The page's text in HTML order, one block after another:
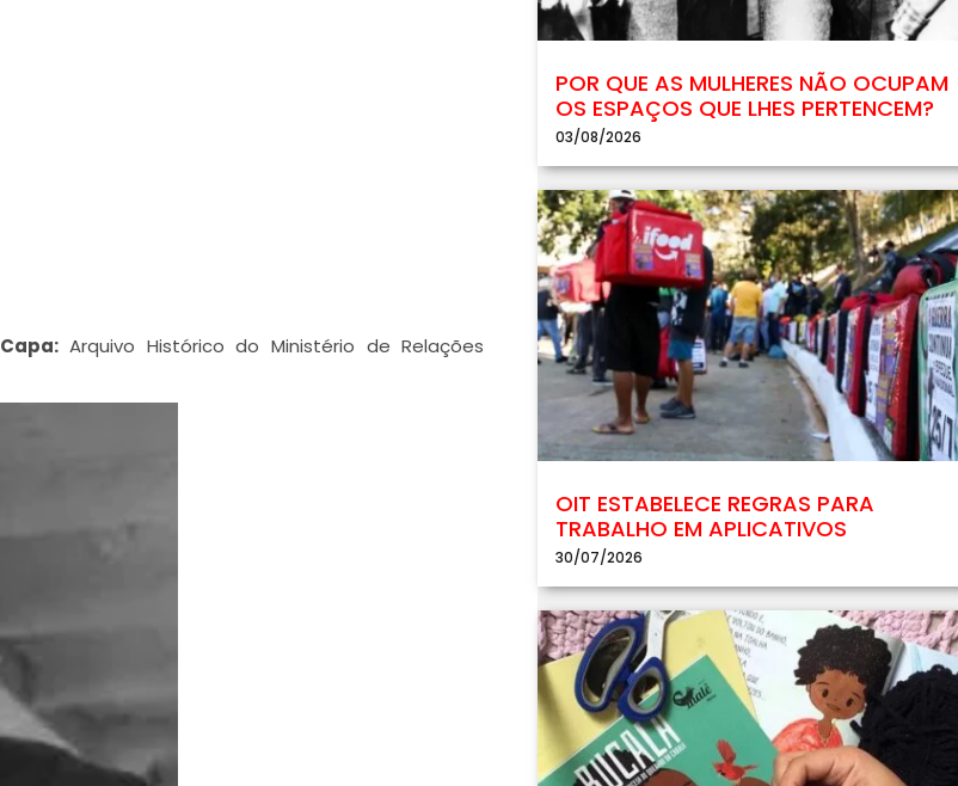
Capa:Arquivo Histórico do Ministério de Relações
POR QUE AS MULHERES NÃO OCUPAM
OS ESPAÇOS QUE LHES PERTENCEM?
03/08/2026
OIT ESTABELECE REGRAS PARA
TRABALHO EM APLICATIVOS
30/07/2026